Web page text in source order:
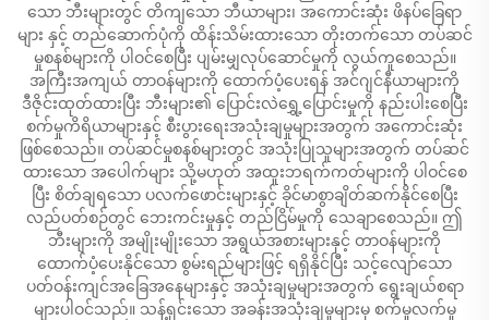
သော ဘီးများတွင် တိကျသော ဘီယာများ၊ အကောင်းဆုံး ဖိနပ်ခြေရာ
များ နှင့် တည်ဆောက်ပုံကို ထိန်းသိမ်းထားသော တိုးတက်သော တပ်ဆင်
မှုစနစ်များကို ပါဝင်စေပြီး ပျမ်းမျှလုပ်ဆောင်မှုကို လွယ်ကူစေသည်။
အကြီးအကျယ် တာဝန်များကို ထောက်ပံ့ပေးရန် အင်ဂျင်နီယာများကို
ဒီဇိုင်းထုတ်ထားပြီး ဘီးများ၏ ပြောင်းလဲရွှေ့ပြောင်းမှုကို နည်းပါးစေပြီး
စက်မှုကိရိယာများနှင့် စီးပွားရေးအသုံးချမှုများအတွက် အကောင်းဆုံး
ဖြစ်စေသည်။ တပ်ဆင်မှုစနစ်များတွင် အသုံးပြုသူများအတွက် တပ်ဆင်
ထားသော အပေါက်များ သို့မဟုတ် အထူးဘရက်ကတ်များကို ပါဝင်စေ
ပြီး စိတ်ချရသော ပလက်ဖောင်းများနှင့် ခိုင်မာစွာချိတ်ဆက်နိုင်စေပြီး
လည်ပတ်စဉ်တွင် ဘေးကင်းမှုနှင့် တည်ငြိမ်မှုကို သေချာစေသည်။ ဤ
ဘီးများကို အမျိုးမျိုးသော အရွယ်အစားများနှင့် တာဝန်များကို
ထောက်ပံ့ပေးနိုင်သော စွမ်းရည်များဖြင့် ရရှိနိုင်ပြီး သင့်လျော်သော
ပတ်ဝန်းကျင်အခြေအနေများနှင့် အသုံးချမှုများအတွက် ရွေးချယ်စရာ
များပါဝင်သည်။ သန့်ရှင်းသော အခန်းအသုံးချမှုများမှ စက်မှုလက်မှု